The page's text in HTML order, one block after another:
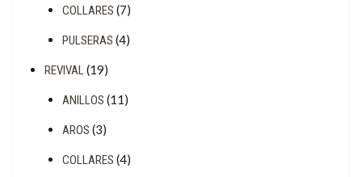
COLLARES (7)
PULSERAS (4)
REVIVAL(19)
ANILLOS (11)
AROS (3)
COLLARES (4)